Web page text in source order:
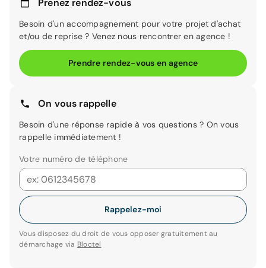
Prenez rendez-vous
Besoin d'un accompagnement pour votre projet d'achat
et/ou de reprise ? Venez nous rencontrer en agence !
Prendre rendez-vous en agence
On vous rappelle
Besoin d'une réponse rapide à vos questions ? On vous
rappelle immédiatement !
Votre numéro de téléphone
Rappelez-moi
Vous disposez du droit de vous opposer gratuitement au
démarchage via Bloctel